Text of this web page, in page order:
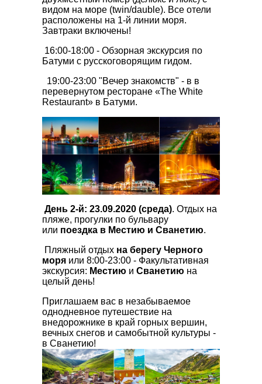
видом на море (twin/dauble). Все отели
расположены на 1-й линии моря.
Завтраки включены!
16:00-18:00 - Обзорная экскурсия по
Батуми с русскоговорящим гидом.
19:00-23:00 "Вечер знакомств" - в в
перевернутом ресторане «The White
Restaurant» в Батуми.
День 2-й: 23.09.2020 (среда). Отдых на
пляже, прогулки по бульвару
или поездка в Местию и Сванетию.
Пляжный отдых на берегу Черного
моря или 8:00-23:00 - Факультативная
экскурсия: Местию и Сванетию на
целый день!
Приглашаем вас в незабываемое
однодневное путешествие на
внедорожнике в край горных вершин,
вечных снегов и самобытной культуры -
в Сванетию!